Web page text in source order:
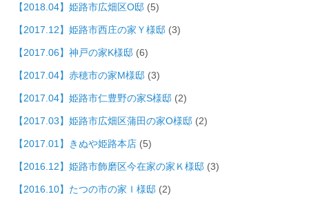
【2018.04】姫路市広畑区O邸 (5)
【2017.12】姫路市西庄の家Ｙ様邸 (3)
【2017.06】神戸の家K様邸 (6)
【2017.04】赤穂市の家M様邸 (3)
【2017.04】姫路市仁豊野の家S様邸 (2)
【2017.03】姫路市広畑区蒲田の家O様邸 (2)
【2017.01】きぬや姫路本店 (5)
【2016.12】姫路市飾磨区今在家の家Ｋ様邸 (3)
【2016.10】たつの市の家Ｉ様邸 (2)